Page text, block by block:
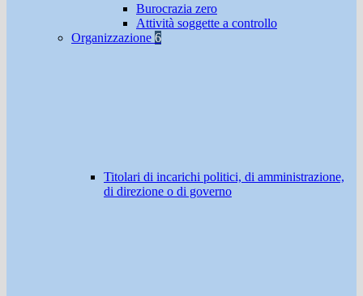
Burocrazia zero
Attività soggette a controllo
Organizzazione 6
Titolari di incarichi politici, di amministrazione,
di direzione o di governo